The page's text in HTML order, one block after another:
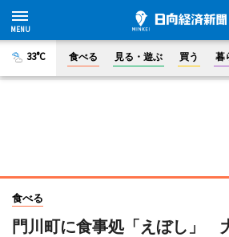
33°C 食べる 見る・遊ぶ 買う 暮
食べる
門川町に食事処「えぼし」